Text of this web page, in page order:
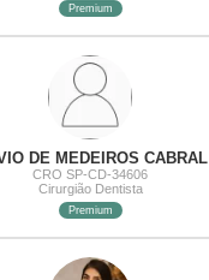
Premium
DE MEDEIROS CABRAL
CRO SP-CD-34606
Cirurgião Dentista
Premium